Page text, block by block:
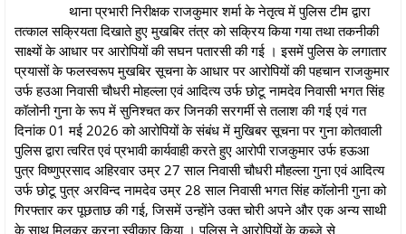
थाना प्रभारी निरीक्षक राजकुमार शर्मा के नेतृत्व में पुलिस टीम द्वारा
तत्काल सक्रियता दिखाते हुए मुखबिर तंत्र को सक्रिय किया गया तथा तकनीकी
साक्ष्यों के आधार पर आरोपियों की सघन पतारसी की गई । इसमें पुलिस के लगातार
प्रयासों के फलस्वरूप मुखबिर सूचना के आधार पर आरोपियों की पहचान राजकुमार
उर्फ हउआ निवासी चौधरी मोहल्ला एवं आदित्य उर्फ छोटू नामदेव निवासी भगत सिंह
कॉलोनी गुना के रूप में सुनिश्चत कर जिनकी सरगर्मी से तलाश की गई एवं गत
दिनांक 01 मई 2026 को आरोपियों के संबंध में मुखिबर सूचना पर गुना कोतवाली
पुलिस द्वारा त्वरित एवं प्रभावी कार्यवाही करते हुए आरोपी राजकुमार उर्फ हऊआ
पुत्र विष्णुप्रसाद अहिरवार उम्र 27 साल निवासी चौधरी मौहल्ला गुना एवं आदित्य
उर्फ छोटू पुत्र अरविन्द नामदेव उम्र 28 साल निवासी भगत सिंह कॉलोनी गुना को
गिरफ्तार कर पूछताछ की गई, जिसमें उन्होंने उक्त चोरी अपने और एक अन्य साथी
के साथ मिलकर करना स्वीकार किया । पुलिस ने आरोपियों के कब्जे से